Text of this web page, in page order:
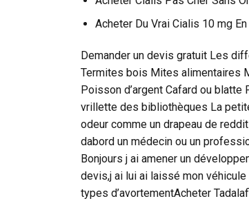
Acheter Du Vrai Cialis 10 mg
Demander un devis gratuit Les
Termites bois Mites alimentaires
Poisson d’argent Cafard ou
vrillette des bibliothèques La
odeur comme un drapeau de
dabord un médecin ou un
Bonjours j ai amener un
devis,j ai lui ai laissé mon
types d’avortementAcheter